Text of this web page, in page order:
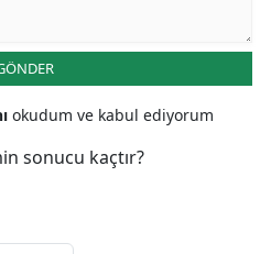
okudum ve kabul ediyorum
sonucu kaçtır?